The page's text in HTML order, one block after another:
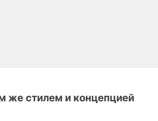
же стилем и концепцией